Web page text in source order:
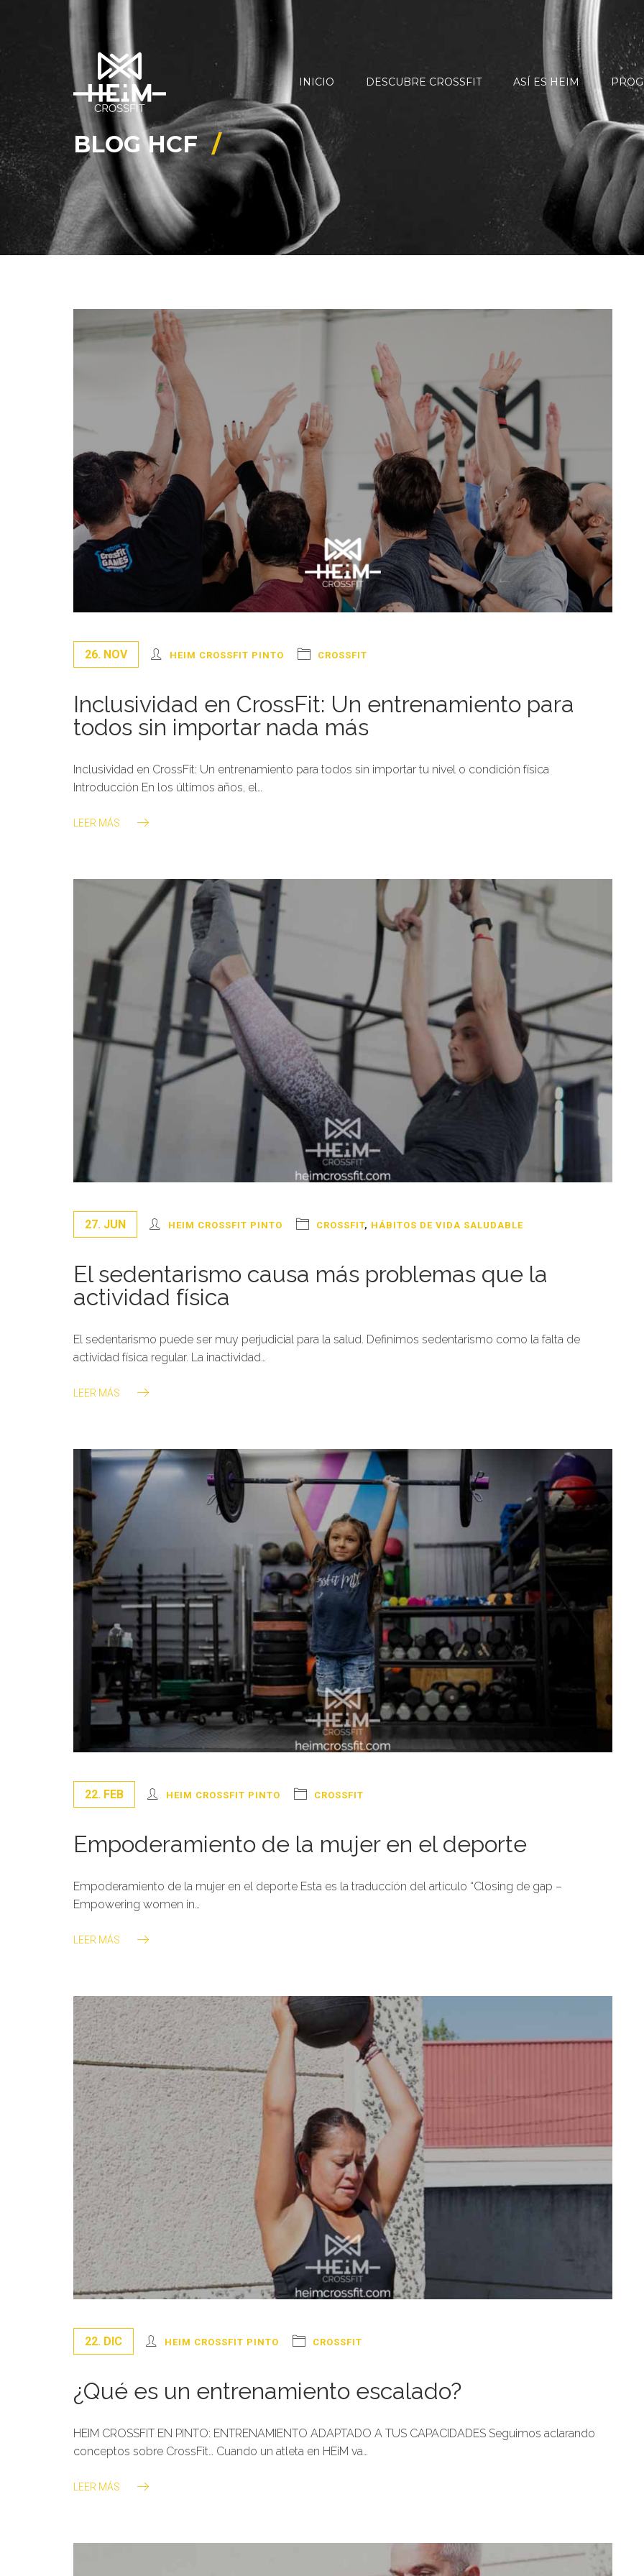
INICIO DESCUBRE CROSSFIT ASÍ ES HEIM
BLOG HCF
26. NOV HEIM CROSSFIT PINTO CROSSFIT
Inclusividad en CrossFit: Un entrenamiento para
todos sin importar nada más
Inclusividad en CrossFit: Un entrenamiento para todos sin importar tu nivel o condición física
Introducción En los últimos años, el…
LEER MÁS
27. JUN HEIM CROSSFIT PINTO CROSSFIT, HÁBITOS DE VIDA SALUDABLE
El sedentarismo causa más problemas que la
actividad física
El sedentarismo puede ser muy perjudicial para la salud. Definimos sedentarismo como la falta de
actividad física regular. La inactividad…
LEER MÁS
22. FEB HEIM CROSSFIT PINTO CROSSFIT
Empoderamiento de la mujer en el deporte
Empoderamiento de la mujer en el deporte Esta es la traducción del artículo “Closing de gap –
Empowering women in…
LEER MÁS
22. DIC HEIM CROSSFIT PINTO CROSSFIT
¿Qué es un entrenamiento escalado?
HEIM CROSSFIT EN PINTO: ENTRENAMIENTO ADAPTADO A TUS CAPACIDADES Seguimos aclarando
conceptos sobre CrossFit… Cuando un atleta en HEiM va…
LEER MÁS